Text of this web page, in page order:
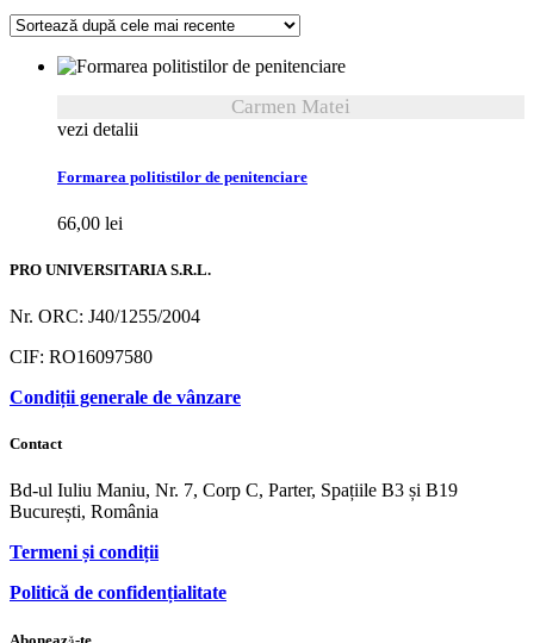
Carmen Matei
vezi detalii
Formarea politistilor de penitenciare
66,00 lei
PRO UNIVERSITARIA S.R.L.
Nr. ORC: J40/1255/2004
CIF: RO16097580
Condiții generale de vânzare
Contact
Bd-ul Iuliu Maniu, Nr. 7, Corp C, Parter, Spațiile B3 și B19
București, România
Termeni și condiții
Politică de confidențialitate